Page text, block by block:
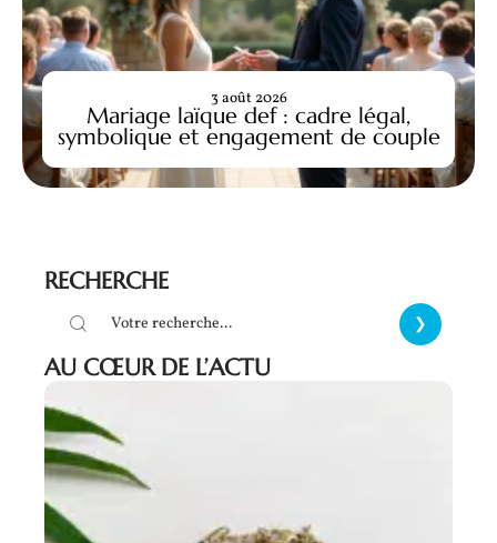
Mariage laïque def : cadre légal,
symbolique et engagement de couple
3 août 2026
RECHERCHE
AU CŒUR DE L’ACTU